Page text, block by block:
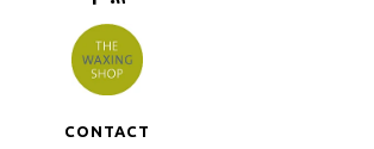
CONTACT